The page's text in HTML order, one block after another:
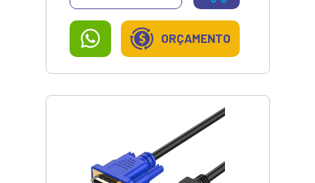
ORÇAMENTO